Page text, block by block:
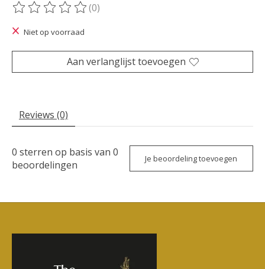
De beoordeling van dit product is
(0)
Niet op voorraad
Aan verlanglijst toevoegen
Reviews (0)
0 sterren op basis van 0
beoordelingen
Je beoordeling toevoegen